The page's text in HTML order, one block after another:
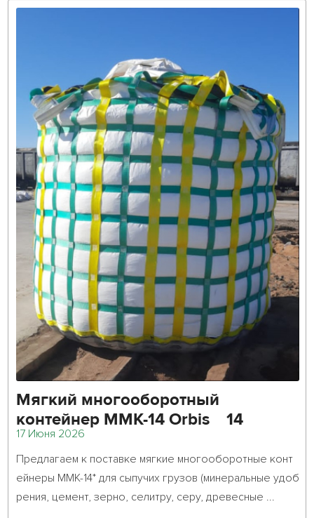
Мягкий многооборотный
контейнер ММК-14 Orbis 14
17 Июня 2026
Предлагаем к поставке мягкие многооборотные конт
ейнеры ММК-14* для сыпучих грузов (минеральные удоб
рения, цемент, зерно, селитру, серу, древесные ...